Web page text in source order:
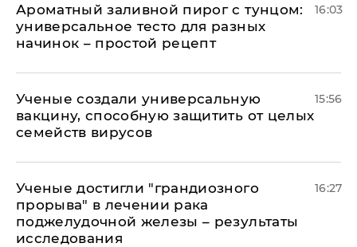
Ароматный заливной пирог с тунцом:
универсальное тесто для разных
начинок – простой рецепт
16:03
Ученые создали универсальную
вакцину, способную защитить от целых
семейств вирусов
15:56
Ученые достигли "грандиозного
прорыва" в лечении рака
поджелудочной железы – результаты
исследования
16:27